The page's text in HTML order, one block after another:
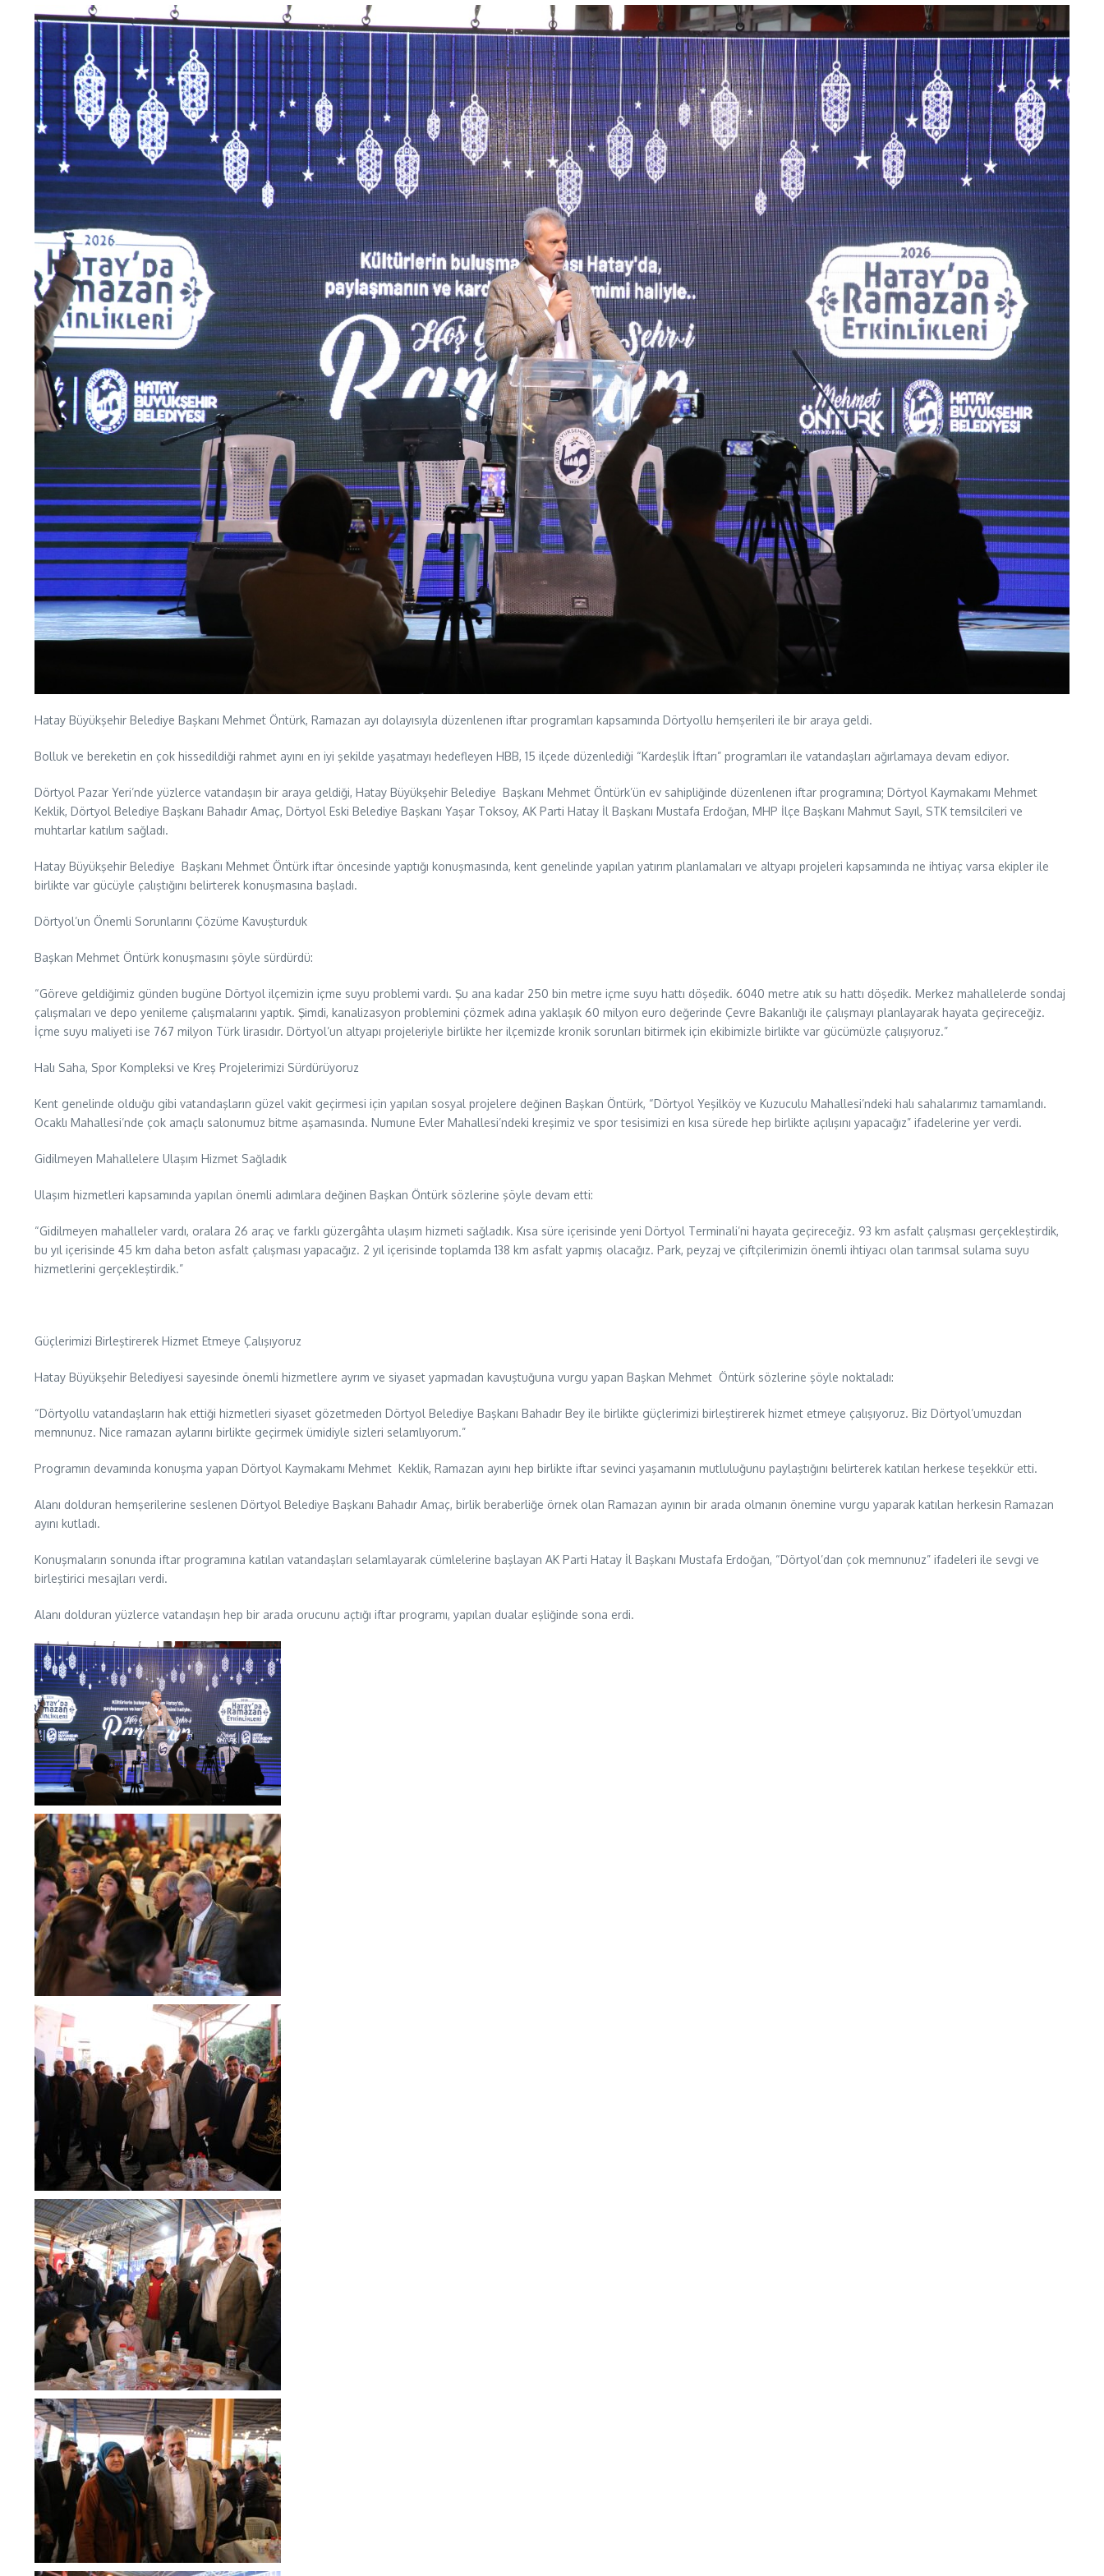
Hatay Büyükşehir Belediye Başkanı Mehmet Öntürk, Ramazan ayı dolayısıyla düzenlenen iftar programları kapsamında Dörtyollu hemşerileri ile bir araya geldi.
Bolluk ve bereketin en çok hissedildiği rahmet ayını en iyi şekilde yaşatmayı hedefleyen HBB, 15 ilçede düzenlediği “Kardeşlik İftarı” programları ile vatandaşları ağırlamaya devam ediyor.
Dörtyol Pazar Yeri’nde yüzlerce vatandaşın bir araya geldiği, Hatay Büyükşehir Belediye Başkanı Mehmet Öntürk’ün ev sahipliğinde düzenlenen iftar programına; Dörtyol Kaymakamı Mehmet
Keklik, Dörtyol Belediye Başkanı Bahadır Amaç, Dörtyol Eski Belediye Başkanı Yaşar Toksoy, AK Parti Hatay İl Başkanı Mustafa Erdoğan, MHP İlçe Başkanı Mahmut Sayıl, STK temsilcileri ve
muhtarlar katılım sağladı.
Hatay Büyükşehir Belediye Başkanı Mehmet Öntürk iftar öncesinde yaptığı konuşmasında, kent genelinde yapılan yatırım planlamaları ve altyapı projeleri kapsamında ne ihtiyaç varsa ekipler ile
birlikte var gücüyle çalıştığını belirterek konuşmasına başladı.
Dörtyol’un Önemli Sorunlarını Çözüme Kavuşturduk
Başkan Mehmet Öntürk konuşmasını şöyle sürdürdü:
“Göreve geldiğimiz günden bugüne Dörtyol ilçemizin içme suyu problemi vardı. Şu ana kadar 250 bin metre içme suyu hattı döşedik. 6040 metre atık su hattı döşedik. Merkez mahallelerde sondaj
çalışmaları ve depo yenileme çalışmalarını yaptık. Şimdi, kanalizasyon problemini çözmek adına yaklaşık 60 milyon euro değerinde Çevre Bakanlığı ile çalışmayı planlayarak hayata geçireceğiz.
İçme suyu maliyeti ise 767 milyon Türk lirasıdır. Dörtyol’un altyapı projeleriyle birlikte her ilçemizde kronik sorunları bitirmek için ekibimizle birlikte var gücümüzle çalışıyoruz.”
Halı Saha, Spor Kompleksi ve Kreş Projelerimizi Sürdürüyoruz
Kent genelinde olduğu gibi vatandaşların güzel vakit geçirmesi için yapılan sosyal projelere değinen Başkan Öntürk, “Dörtyol Yeşilköy ve Kuzuculu Mahallesi’ndeki halı sahalarımız tamamlandı.
Ocaklı Mahallesi’nde çok amaçlı salonumuz bitme aşamasında. Numune Evler Mahallesi’ndeki kreşimiz ve spor tesisimizi en kısa sürede hep birlikte açılışını yapacağız” ifadelerine yer verdi.
Gidilmeyen Mahallelere Ulaşım Hizmet Sağladık
Ulaşım hizmetleri kapsamında yapılan önemli adımlara değinen Başkan Öntürk sözlerine şöyle devam etti:
“Gidilmeyen mahalleler vardı, oralara 26 araç ve farklı güzergâhta ulaşım hizmeti sağladık. Kısa süre içerisinde yeni Dörtyol Terminali’ni hayata geçireceğiz. 93 km asfalt çalışması gerçekleştirdik,
bu yıl içerisinde 45 km daha beton asfalt çalışması yapacağız. 2 yıl içerisinde toplamda 138 km asfalt yapmış olacağız. Park, peyzaj ve çiftçilerimizin önemli ihtiyacı olan tarımsal sulama suyu
hizmetlerini gerçekleştirdik.”
Güçlerimizi Birleştirerek Hizmet Etmeye Çalışıyoruz
Hatay Büyükşehir Belediyesi sayesinde önemli hizmetlere ayrım ve siyaset yapmadan kavuştuğuna vurgu yapan Başkan Mehmet Öntürk sözlerine şöyle noktaladı:
“Dörtyollu vatandaşların hak ettiği hizmetleri siyaset gözetmeden Dörtyol Belediye Başkanı Bahadır Bey ile birlikte güçlerimizi birleştirerek hizmet etmeye çalışıyoruz. Biz Dörtyol’umuzdan
memnunuz. Nice ramazan aylarını birlikte geçirmek ümidiyle sizleri selamlıyorum.”
Programın devamında konuşma yapan Dörtyol Kaymakamı Mehmet Keklik, Ramazan ayını hep birlikte iftar sevinci yaşamanın mutluluğunu paylaştığını belirterek katılan herkese teşekkür etti.
Alanı dolduran hemşerilerine seslenen Dörtyol Belediye Başkanı Bahadır Amaç, birlik beraberliğe örnek olan Ramazan ayının bir arada olmanın önemine vurgu yaparak katılan herkesin Ramazan
ayını kutladı.
Konuşmaların sonunda iftar programına katılan vatandaşları selamlayarak cümlelerine başlayan AK Parti Hatay İl Başkanı Mustafa Erdoğan, “Dörtyol’dan çok memnunuz” ifadeleri ile sevgi ve
birleştirici mesajları verdi.
Alanı dolduran yüzlerce vatandaşın hep bir arada orucunu açtığı iftar programı, yapılan dualar eşliğinde sona erdi.